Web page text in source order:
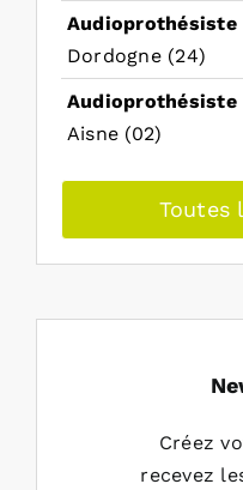
Audioprothésiste
Dordogne (24)
Audioprothésiste
Aisne (02)
Toutes
Créez
recevez